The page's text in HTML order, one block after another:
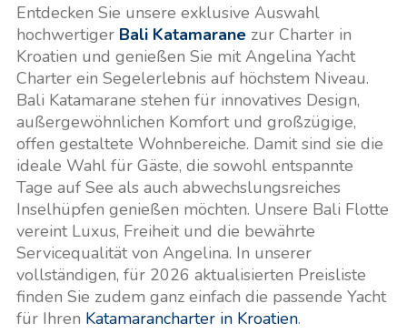
Entdecken Sie unsere exklusive Auswahl
hochwertiger Bali Katamaranezur Charter in
Kroatien und genießen Sie mit Angelina Yacht
Charter ein Segelerlebnis auf höchstem Niveau.
Bali Katamarane stehen für innovatives Design,
außergewöhnlichen Komfort und großzügige,
offen gestaltete Wohnbereiche. Damit sind sie die
ideale Wahl für Gäste, die sowohl entspannte
Tage auf See als auch abwechslungsreiches
Inselhüpfen genießen möchten. Unsere Bali Flotte
vereint Luxus, Freiheit und die bewährte
Servicequalität von Angelina. In unserer
vollständigen, für 2026 aktualisierten Preisliste
finden Sie zudem ganz einfach die passende Yacht
für Ihren Katamarancharter in Kroatien.